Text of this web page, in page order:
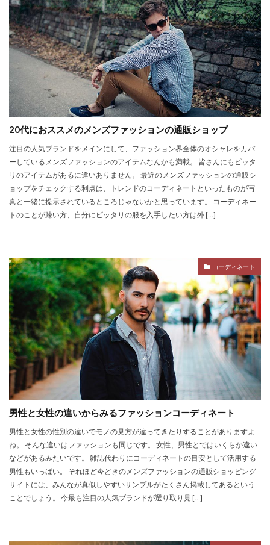
20代におススメのメンズファッションの通販ショップ
注目の人気ブランドをメインにして、ファッション界全体のオシャレをカバ
ーしているメンズファッションのアイテムなんかも満載。 皆さんにもピッタ
リのアイテムがあるに違いありません。 最近のメンズファッションの通販シ
ョップをチェックする利点は、トレンドのコーディネートといったものが写
真と一緒に提示されているところじゃないかと思っています。 コーディネー
トのことが疎い方、自分にピッタリの服を入手したい方は外 […]
コーディネート
男性と女性の違いからみるファッションコーディネート
男性と女性の性別の違いでモノの見方が違ってきたりすることがありますよ
ね。 そんな違いはファッションも同じです。 女性、男性とではいくらか違い
などがあるみたいです。 雑誌代わりにコーディネートの目安として活用する
男性もいっぱい。 それほど今どきのメンズファッションの通販ショッピング
サイトには、みんなが真似しやすいサンプルがたくさん掲載してあるという
ことでしょう。 今最も注目の人気ブランドが選り取り見 […]